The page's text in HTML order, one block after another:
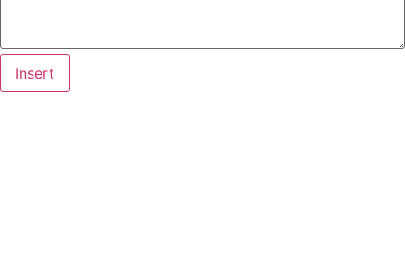
Insert